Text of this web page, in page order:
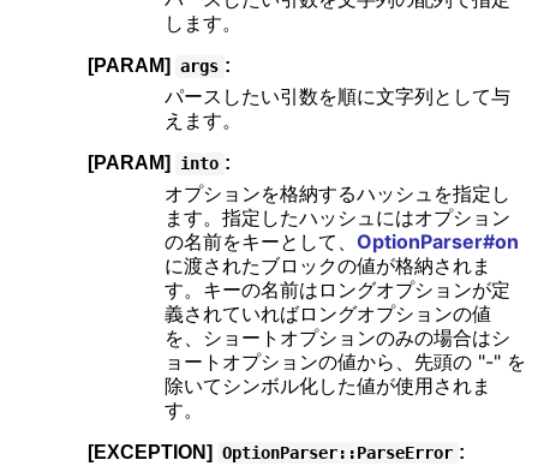
します。
[PARAM] args :
パースしたい引数を順に文字列として与
えます。
[PARAM] into :
オプションを格納するハッシュを指定し
ます。指定したハッシュにはオプション
の名前をキーとして、 OptionParser#on
に渡されたブロックの値が格納されま
す。キーの名前はロングオプションが定
義されていればロングオプションの値
を、ショートオプションのみの場合はシ
ョートオプションの値から、先頭の "-" を
除いてシンボル化した値が使用されま
す。
[EXCEPTION] OptionParser::ParseError :